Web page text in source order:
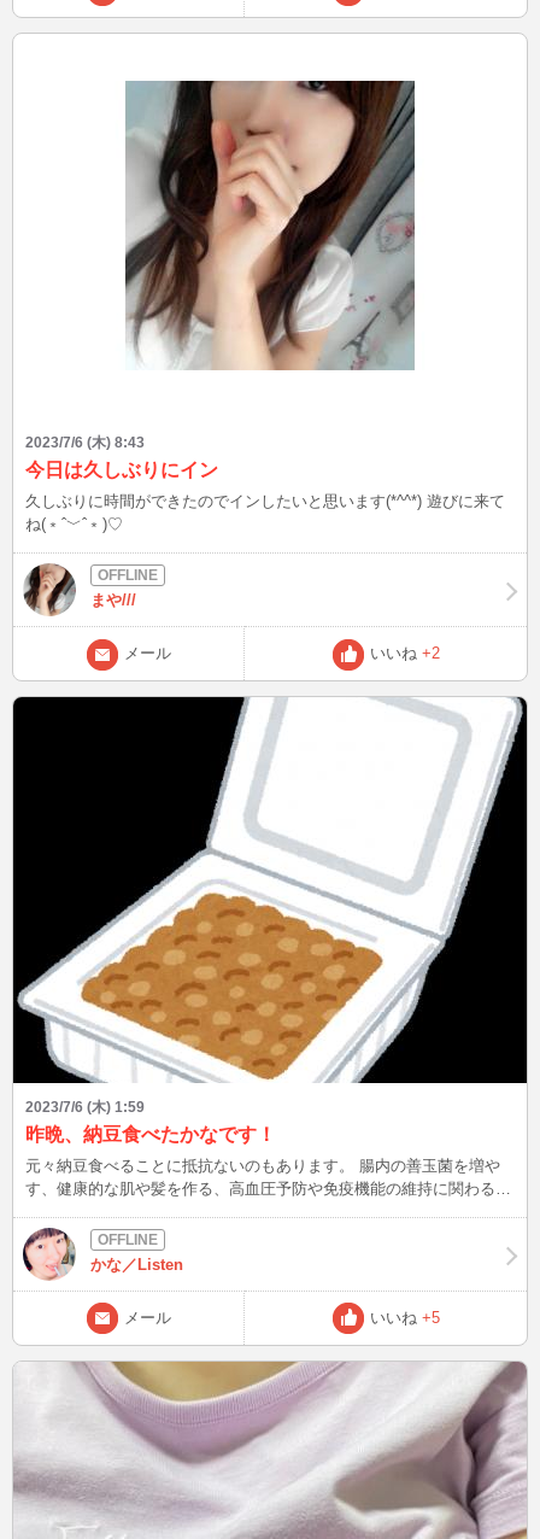
2023/7/6 (木) 8:43
今日は久しぶりにイン
久しぶりに時間ができたのでインしたいと思います(*^^*) 遊びに来て
ね(﹡ˆ﹀ˆ﹡)♡
まや///
メール いいね +2
2023/7/6 (木) 1:59
昨晩、納豆食べたかなです！
元々納豆食べることに抵抗ないのもあります。 腸内の善玉菌を増や
す、健康的な肌や髪を作る、高血圧予防や免疫機能の維持に関わる栄
と。 食べてみた体感としては、お腹の調子はかなり改善されますね!
あと、納豆食べて太ったことないかも･･･。 皆さんは、納豆食べます
か？ 共通点増えると嬉しいから、もしよかったら教えてください♪ 次
は07/06(木)22:00～02:00の予定です! 身体にこたえる猛暑が続きます
が、夏バテなどされませんように。
かな／Listen
メール いいね +5